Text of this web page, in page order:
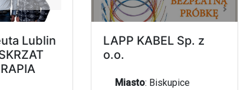
Lublin
LAPP KABEL Sp. z
o.o.
Miasto: Biskupice